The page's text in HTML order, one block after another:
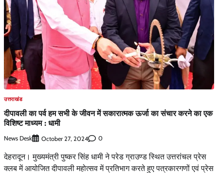
उत्तराखंड
दीपावली का पर्व हम सभी के जीवन में सकारात्मक ऊर्जा का संचार करने का एक
विशिष्ट माध्यम : धामी
News Desk October 27, 2024 0
देहरादून। मुख्यमंत्री पुष्कर सिंह धामी ने परेड ग्राउण्ड स्थित उत्तरांचल प्रेस
क्लब में आयोजित दीपावली महोत्सव में प्रतिभाग करते हुए पत्रकारगणों एवं प्रेस